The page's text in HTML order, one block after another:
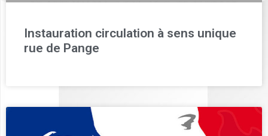
Instauration circulation à sens unique
rue de Pange